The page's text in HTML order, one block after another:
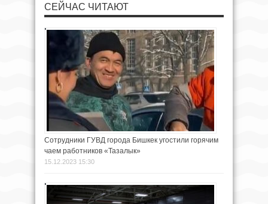
СЕЙЧАС ЧИТАЮТ
Сотрудники ГУВД города Бишкек угостили горячим
чаем работников «Тазалык»
15.12.2023 15:30